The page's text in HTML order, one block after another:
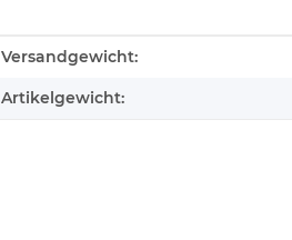
Produkteigenschaft
Wert
Versandgewicht:
Artikelgewicht: